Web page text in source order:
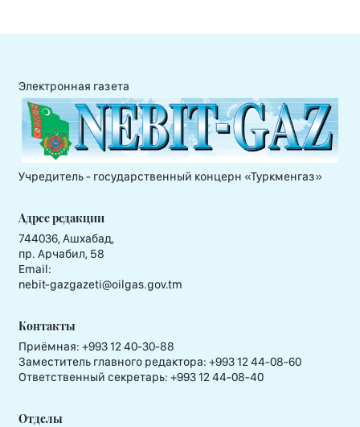
Электронная газета
Учредитель - государственный концерн «Туркменгаз»
Адрес редакции
744036, Ашхабад,
пр. Арчабил, 58
Email:
nebit-gazgazeti@oilgas.gov.tm
Контакты
Приёмная: +993 12 40-30-88
Заместитель главного редактора: +993 12 44-08-60
Ответственный секретарь: +993 12 44-08-40
Отделы